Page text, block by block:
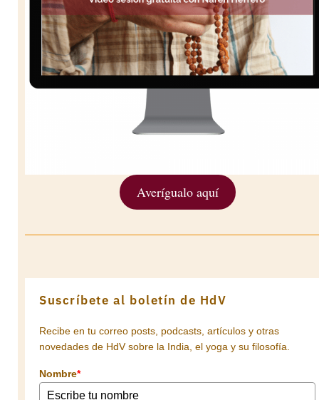
Averígualo aquí
Suscríbete al boletín de HdV
Recibe en tu correo posts, podcasts, artículos y otras
novedades de HdV sobre la India, el yoga y su filosofía.
Nombre*